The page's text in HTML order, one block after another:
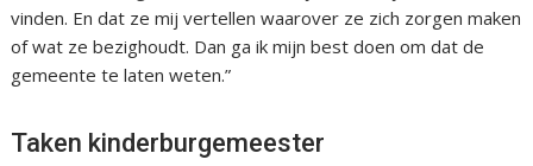
vinden. En dat ze mij vertellen waarover ze zich zorgen maken
of wat ze bezighoudt. Dan ga ik mijn best doen om dat de
gemeente te laten weten.”
Taken kinderburgemeester